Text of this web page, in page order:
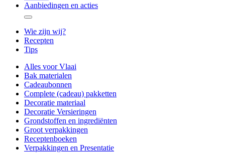
Aanbiedingen en acties
Wie zijn wij?
Recepten
Tips
Alles voor Vlaai
Bak materialen
Cadeaubonnen
Complete (cadeau) pakketten
Decoratie materiaal
Decoratie Versieringen
Grondstoffen en ingrediënten
Groot verpakkingen
Receptenboeken
Verpakkingen en Presentatie